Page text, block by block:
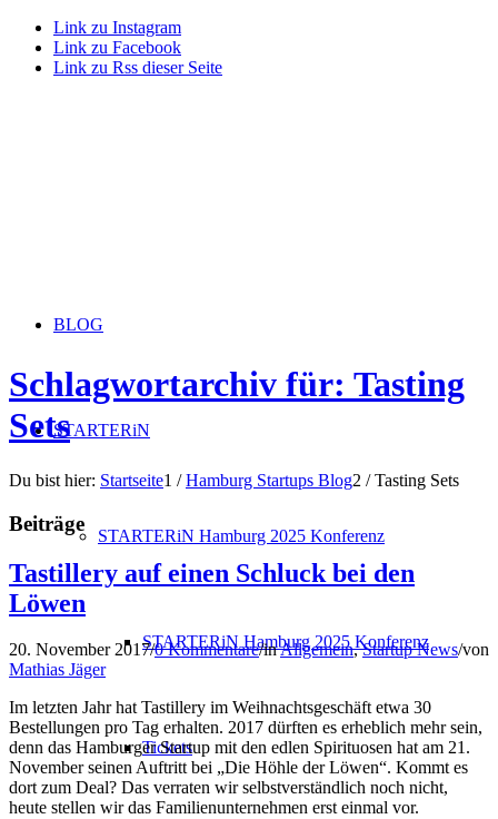
Link zu Instagram
Link zu Facebook
Link zu Rss dieser Seite
BLOG
STARTERiN
STARTERiN Hamburg 2025 Konferenz
STARTERiN Hamburg 2025 Konferenz
Tickets
Schlagwortarchiv für: Tasting
Sets
Du bist hier: Startseite1 / Hamburg Startups Blog2 / Tasting Sets
Beiträge
Tastillery auf einen Schluck bei den
Löwen
20. November 2017/0 Kommentare/inAllgemein,Startup News/von
Mathias Jäger
Im letzten Jahr hat Tastillery im Weihnachtsgeschäft etwa 30
Bestellungen pro Tag erhalten. 2017 dürften es erheblich mehr sein,
denn das Hamburger Startup mit den edlen Spirituosen hat am 21.
November seinen Auftritt bei „Die Höhle der Löwen“. Kommt es
dort zum Deal? Das verraten wir selbstverständlich noch nicht,
heute stellen wir das Familienunternehmen erst einmal vor.